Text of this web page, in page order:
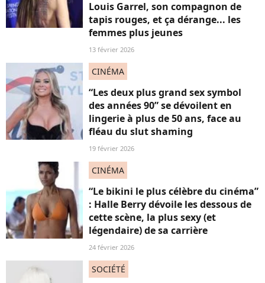
Louis Garrel, son compagnon de
tapis rouges, et ça dérange... les
femmes plus jeunes
13 février 2026
CINÉMA
“Les deux plus grand sex symbol
des années 90” se dévoilent en
lingerie à plus de 50 ans, face au
fléau du slut shaming
19 février 2026
CINÉMA
“Le bikini le plus célèbre du cinéma”
: Halle Berry dévoile les dessous de
cette scène, la plus sexy (et
légendaire) de sa carrière
24 février 2026
SOCIÉTÉ